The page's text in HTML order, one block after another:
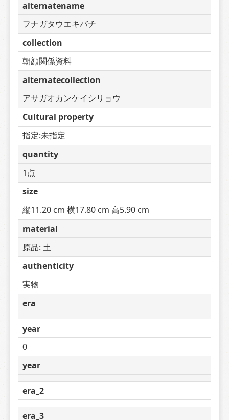
alternatename
フナガタウエキバチ
collection
朝顔関係資料
alternatecollection
アサガオカンケイシリョウ
Cultural property
指定:未指定
quantity
1点
size
縦11.20 cm 横17.80 cm 高5.90 cm
material
原品: 土
authenticity
実物
era
year
0
year
era_2
era_3